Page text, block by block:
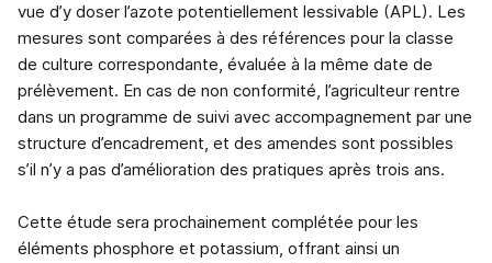
vue d’y doser l’azote potentiellement lessivable (APL). Les
mesures sont comparées à des références pour la classe
de culture correspondante, évaluée à la même date de
prélèvement. En cas de non conformité, l’agriculteur rentre
dans un programme de suivi avec accompagnement par une
structure d’encadrement, et des amendes sont possibles
s’il n’y a pas d’amélioration des pratiques après trois ans.
Cette étude sera prochainement complétée pour les
éléments phosphore et potassium, offrant ainsi un